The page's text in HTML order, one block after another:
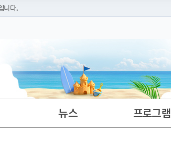
니다.
하고 있다면 아래 URL에서 도메인 주소를 확인해 보세요
뉴스 프로그램